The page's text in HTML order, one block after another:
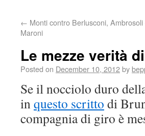
← Monti contro Berlusconi,
Maroni
Le mezze verità
Posted on December 10, 2012by
Se il nocciolo duro
inquesto scritto di
compagnia di giro è